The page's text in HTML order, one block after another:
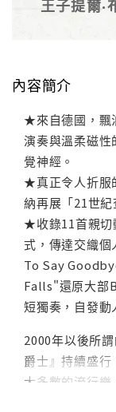
王子提爾‧
內容簡介
★來自德國，飄
演奏與溫柔磁性
覺神經。
★真正令人折服
納再展「21世
★收錄11首親切
式，傳達交織
To Say
Falls"還原大部
短獨奏，自發動
2000年以後所
爵士』持續盛
大多數的流行
女性歌手較具